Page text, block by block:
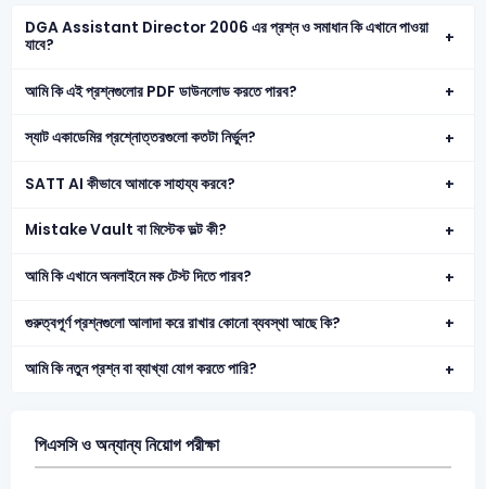
DGA Assistant Director 2006 এর প্রশ্ন ও সমাধান কি এখানে পাওয়া
যাবে?
আমি কি এই প্রশ্নগুলোর PDF ডাউনলোড করতে পারব?
স্যাট একাডেমির প্রশ্নোত্তরগুলো কতটা নির্ভুল?
SATT AI কীভাবে আমাকে সাহায্য করবে?
Mistake Vault বা মিস্টেক ভল্ট কী?
আমি কি এখানে অনলাইনে মক টেস্ট দিতে পারব?
গুরুত্বপূর্ণ প্রশ্নগুলো আলাদা করে রাখার কোনো ব্যবস্থা আছে কি?
আমি কি নতুন প্রশ্ন বা ব্যাখ্যা যোগ করতে পারি?
পিএসসি ও অন্যান্য নিয়োগ পরীক্ষা